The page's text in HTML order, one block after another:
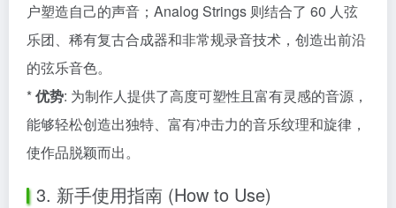
户塑造自己的声音；Analog Strings 则结合了 60 人弦
乐团、稀有复古合成器和非常规录音技术，创造出前沿
的弦乐音色。
*优势: 为制作人提供了高度可塑性且富有灵感的音源，
能够轻松创造出独特、富有冲击力的音乐纹理和旋律，
使作品脱颖而出。
3. 新手使用指南 (How to Use)